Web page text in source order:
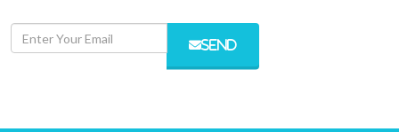
SEND